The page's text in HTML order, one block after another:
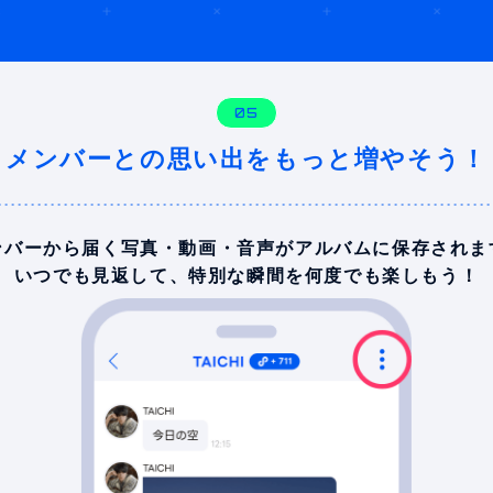
05
メンバーとの思い出を もっと増やそう！
バーから届く写真・動画・音声がアルバムに保存され
いつでも見返して、特別な瞬間を何度でも楽しもう！